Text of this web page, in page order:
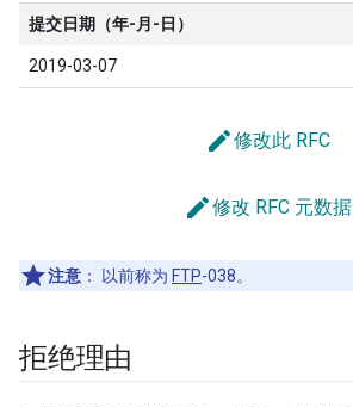
提交日期（年-月-日）
2019-03-07
edit修改此 RFC
edit修改 RFC 元数据
注意 ： 以前称为 FTP-038。
拒绝理由